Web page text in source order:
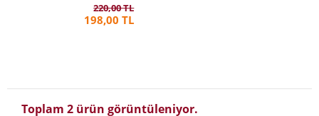
220,00 TL
198,00 TL
Toplam 2 ürün görüntüleniyor.